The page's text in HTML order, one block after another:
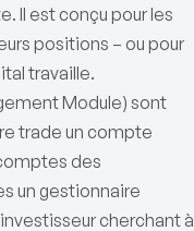
Il est conçu pour les
positions – ou pour
travaille.
Module) sont
trade un compte
des
un gestionnaire
cherchant à